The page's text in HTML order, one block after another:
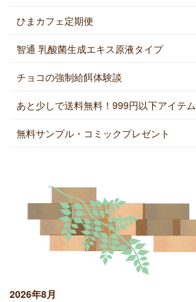
ひまカフェ定期便
智通 乳酸菌生成エキス原液タイプ
チョコの強制給餌体験談
あと少しで送料無料！999円以下アイテム
無料サンプル・コミックプレゼント
2026年8月